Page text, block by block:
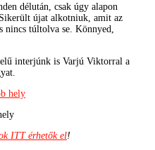
délután, csak úgy alapon
újat alkotniuk, amit az
nincs túltolva se. Könnyed,
interjúnk is Varjú Viktorral a
ITT érhetők el!